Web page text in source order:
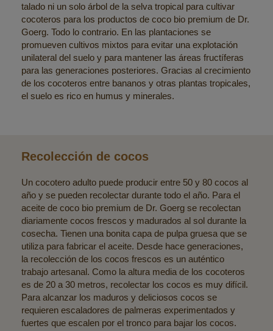
talado ni un solo árbol de la selva tropical para cultivar
cocoteros para los productos de coco bio premium de Dr.
Goerg. Todo lo contrario. En las plantaciones se
promueven cultivos mixtos para evitar una explotación
unilateral del suelo y para mantener las áreas fructíferas
para las generaciones posteriores. Gracias al crecimiento
de los cocoteros entre bananos y otras plantas tropicales,
el suelo es rico en humus y minerales.
Recolección de cocos
Un cocotero adulto puede producir entre 50 y 80 cocos al
año y se pueden recolectar durante todo el año. Para el
aceite de coco bio premium de Dr. Goerg se recolectan
diariamente cocos frescos y madurados al sol durante la
cosecha. Tienen una bonita capa de pulpa gruesa que se
utiliza para fabricar el aceite. Desde hace generaciones,
la recolección de los cocos frescos es un auténtico
trabajo artesanal. Como la altura media de los cocoteros
es de 20 a 30 metros, recolectar los cocos es muy difícil.
Para alcanzar los maduros y deliciosos cocos se
requieren escaladores de palmeras experimentados y
fuertes que escalen por el tronco para bajar los cocos.